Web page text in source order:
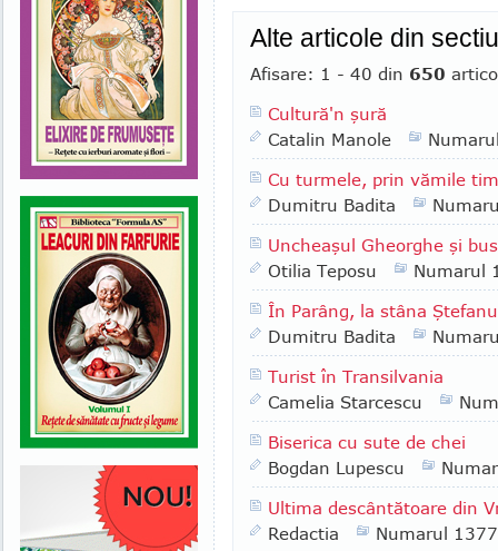
Alte articole din
Afisare: 1 - 40 din 650
Cultură'n şură
Catalin Manole
Cu turmele, prin vămile
Dumitru Badita
Uncheaşul Gheorghe şi
Otilia Teposu
Numarul
În Parâng, la stâna Ştefanu
Dumitru Badita
Turist în Transilvania
Camelia Starcescu
Biserica cu sute de chei
Bogdan Lupescu
Ultima descântătoare din
Redactia
Numarul 1377